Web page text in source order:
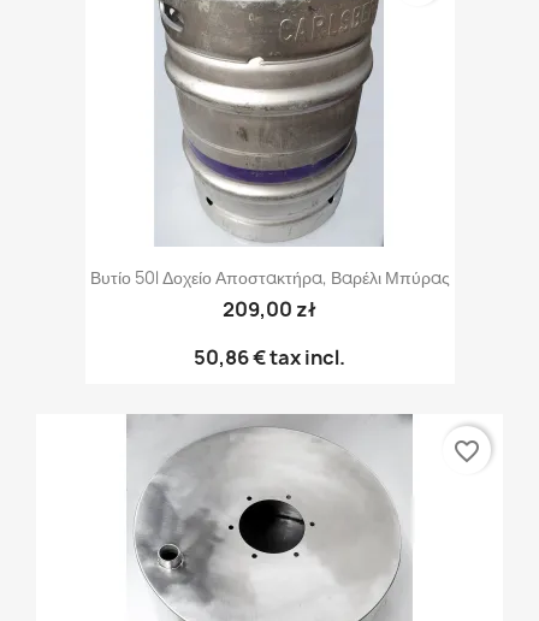
Βυτίο 50l Δοχείο Αποστακτήρα, Βαρέλι Μπύρας
209,00 zł
50,86 €tax incl.
favorite_border